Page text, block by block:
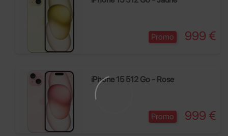
Promo Prix
999 €
iPhone 15 512 Go - Rose
Promo Prix
999 €